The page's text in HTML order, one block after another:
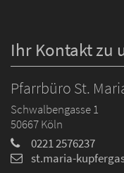
Ihr Kontakt zu
Pfarrbüro St.
Schwalbengasse 1
50667Köln
0221 2576237
st.maria-